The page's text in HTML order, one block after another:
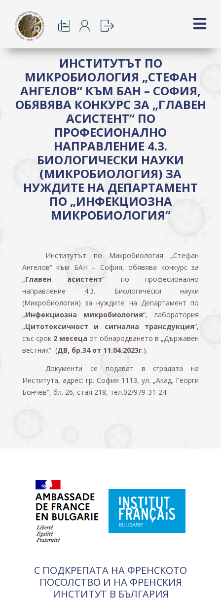
ИНСТИТУТЪТ ПО
МИКРОБИОЛОГИЯ „СТЕФАН
АНГЕЛОВ“ КЪМ БАН – СОФИЯ,
ОБЯВЯВА КОНКУРС ЗА „ГЛАВЕН
АСИСТЕНТ“ ПО
ПРОФЕСИОНАЛНО
НАПРАВЛЕНИЕ 4.3.
БИОЛОГИЧЕСКИ НАУКИ
(МИКРОБИОЛОГИЯ) ЗА
НУЖДИТЕ НА ДЕПАРТАМЕНТ
ПО „ИНФЕКЦИОЗНА
МИКРОБИОЛОГИЯ“
Институтът по Микробиология „Стефан
Ангелов“ към БАН – София, обявява конкурс за
„Главен асистент“ по професионално
направление 4.3. Биологически науки
(Микробиология) за нуждите на Департамент по
„Инфекциозна микробиология“, лаборатория
„Цитотоксичност и сигнална трансдукция“,
със срок 2 месеца от обнародването в „Държавен
вестник“ (ДВ, бр.34 от 11.04.2023г.).
Документи се подават в сградата на
Института, адрес: гр. София 1113, ул. „Акад. Георги
Бончев“, бл. 26, стая 218, тел.02/979-31-24.
С ПОДКРЕПАТА НА ФРЕНСКОТО
ПОСОЛСТВО И НА ФРЕНСКИЯ
ИНСТИТУТ В БЪЛГАРИЯ